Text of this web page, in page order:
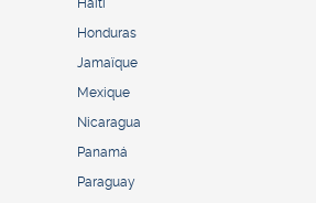
Haïti
Honduras
Jamaïque
Mexique
Nicaragua
Panamá
Paraguay